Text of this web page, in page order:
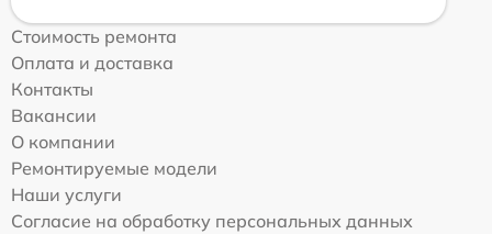
Стоимость ремонта
Оплата и доставка
Контакты
Вакансии
О компании
Ремонтируемые модели
Наши услуги
Согласие на обработку персональных данных